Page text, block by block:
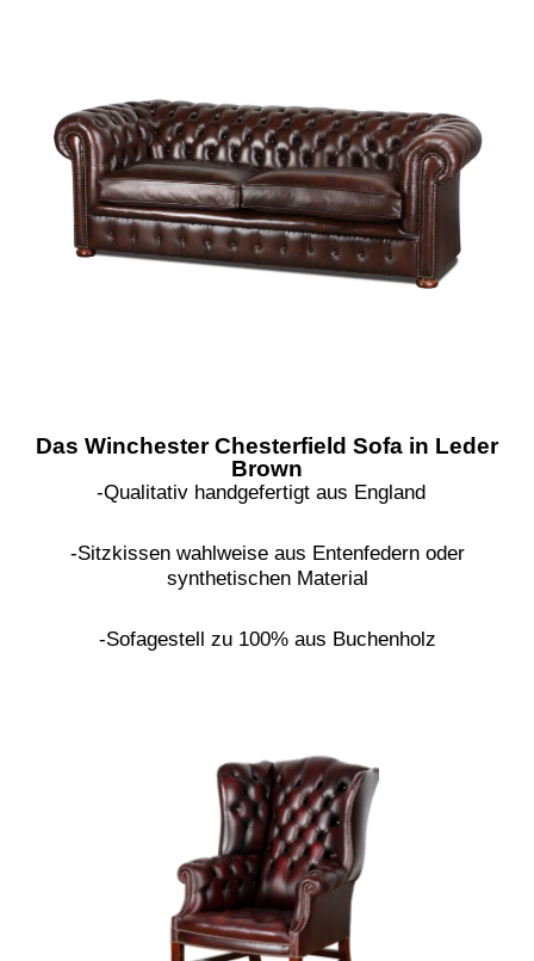
Das Winchester Chesterfield Sofa in Leder
Brown
-Qualitativ handgefertigt aus England
-Sitzkissen wahlweise aus Entenfedern oder
synthetischen Material
-Sofagestell zu 100% aus Buchenholz